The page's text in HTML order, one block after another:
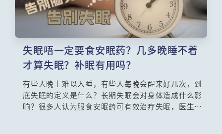
失眠唔一定要食安眠药？几多晚睡不着
才算失眠？补眠有用吗？
有些人晚上难以入睡，有些人每晚会醒来好几次，到
底失眠的定义是什么？长期失眠会对身体造成什么影
响？很多人认为服食安眠药可有效治疗失眠，医生却